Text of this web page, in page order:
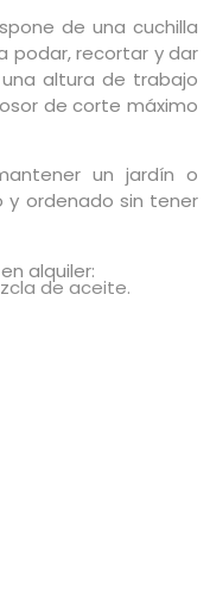
de una cuchilla
podar, recortar y dar
altura de trabajo
de corte máximo
un jardín o
y ordenado sin tener
alquiler:
de aceite.